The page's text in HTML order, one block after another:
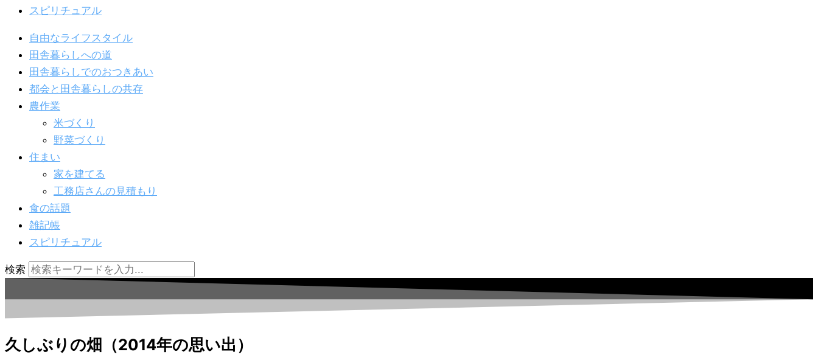
スピリチュアル
自由なライフスタイル
田舎暮らしへの道
田舎暮らしでのおつきあい
都会と田舎暮らしの共存
農作業
米づくり
野菜づくり
住まい
家を建てる
工務店さんの見積もり
食の話題
雑記帳
スピリチュアル
検索
久しぶりの畑（2014年の思い出）